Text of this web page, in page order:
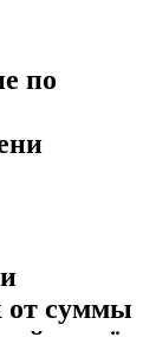
по
от суммы